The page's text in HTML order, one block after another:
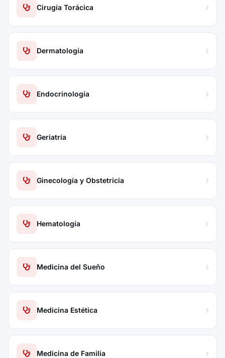
Cirugía Torácica
Dermatología
Endocrinología
Geriatría
Ginecología y Obstetricia
Hematología
Medicina del Sueño
Medicina Estética
Medicina de Familia